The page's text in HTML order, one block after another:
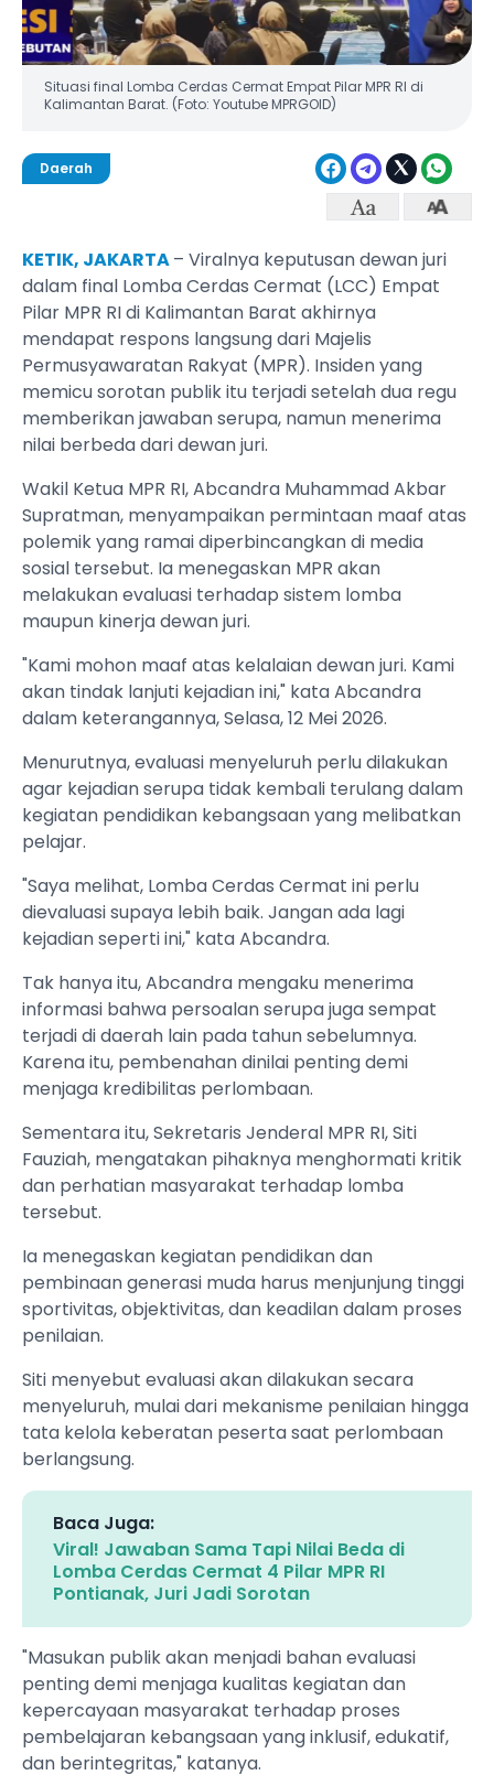
Situasi final Lomba Cerdas Cermat Empat Pilar MPR RI di
Kalimantan Barat. (Foto: Youtube MPRGOID)
Daerah
KETIK, JAKARTA– Viralnya keputusan dewan juri
dalam final Lomba Cerdas Cermat (LCC) Empat
Pilar MPR RI di Kalimantan Barat akhirnya
mendapat respons langsung dari Majelis
Permusyawaratan Rakyat (MPR). Insiden yang
memicu sorotan publik itu terjadi setelah dua regu
memberikan jawaban serupa, namun menerima
nilai berbeda dari dewan juri.
Wakil Ketua MPR RI, Abcandra Muhammad Akbar
Supratman, menyampaikan permintaan maaf atas
polemik yang ramai diperbincangkan di media
sosial tersebut. Ia menegaskan MPR akan
melakukan evaluasi terhadap sistem lomba
maupun kinerja dewan juri.
"Kami mohon maaf atas kelalaian dewan juri. Kami
akan tindak lanjuti kejadian ini," kata Abcandra
dalam keterangannya, Selasa, 12 Mei 2026.
Menurutnya, evaluasi menyeluruh perlu dilakukan
agar kejadian serupa tidak kembali terulang dalam
kegiatan pendidikan kebangsaan yang melibatkan
pelajar.
"Saya melihat, Lomba Cerdas Cermat ini perlu
dievaluasi supaya lebih baik. Jangan ada lagi
kejadian seperti ini," kata Abcandra.
Tak hanya itu, Abcandra mengaku menerima
informasi bahwa persoalan serupa juga sempat
terjadi di daerah lain pada tahun sebelumnya.
Karena itu, pembenahan dinilai penting demi
menjaga kredibilitas perlombaan.
Sementara itu, Sekretaris Jenderal MPR RI, Siti
Fauziah, mengatakan pihaknya menghormati kritik
dan perhatian masyarakat terhadap lomba
tersebut.
Ia menegaskan kegiatan pendidikan dan
pembinaan generasi muda harus menjunjung tinggi
sportivitas, objektivitas, dan keadilan dalam proses
penilaian.
Siti menyebut evaluasi akan dilakukan secara
menyeluruh, mulai dari mekanisme penilaian hingga
tata kelola keberatan peserta saat perlombaan
berlangsung.
Baca Juga:
Viral! Jawaban Sama Tapi Nilai Beda di
Lomba Cerdas Cermat 4 Pilar MPR RI
Pontianak, Juri Jadi Sorotan
"Masukan publik akan menjadi bahan evaluasi
penting demi menjaga kualitas kegiatan dan
kepercayaan masyarakat terhadap proses
pembelajaran kebangsaan yang inklusif, edukatif,
dan berintegritas," katanya.